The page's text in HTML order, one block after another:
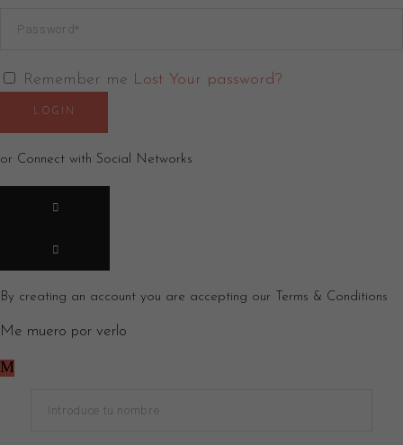
Remember me Lost Your password?
LOGIN
or Connect with Social Networks
By creating an account you are accepting our Terms & Conditions
Me muero por verlo